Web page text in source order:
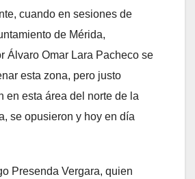
cuando en sesiones de
de Mérida,
Álvaro Omar Lara Pacheco se
esta zona, pero justo
en esta área del norte de la
se opusieron y hoy en día
Presenda Vergara, quien